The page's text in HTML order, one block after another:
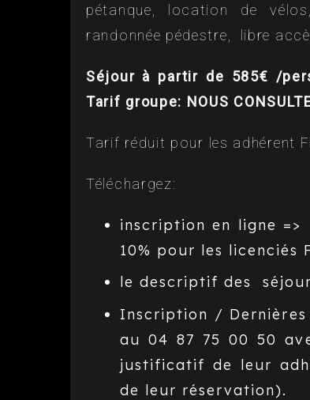
pétanque, location de
randonnée pédestre, libre
Séjour à partir de 585€ /
Tarif groupe: NOUS
Tarif réduit pour les adhérent
Téléchargez:
inscription en ligne
10% pour les licenciés
le descriptif des
Inscription /
au 04 87 75 00 50
justificatif de leur
de leur réservation).